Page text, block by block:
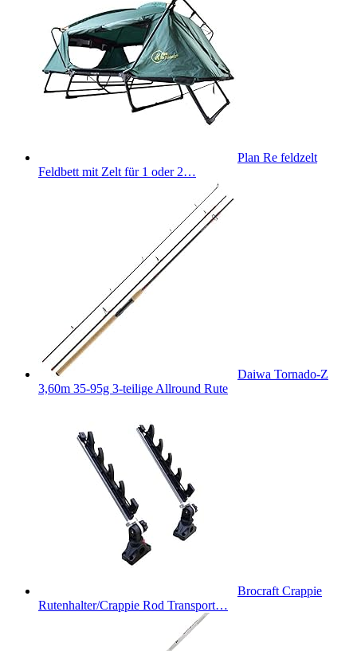
Plan Re feldzelt
Feldbett mit Zelt für 1 oder 2…
Daiwa Tornado-Z
3,60m 35-95g 3-teilige Allround Rute
Brocraft Crappie
Rutenhalter/Crappie Rod Transport…